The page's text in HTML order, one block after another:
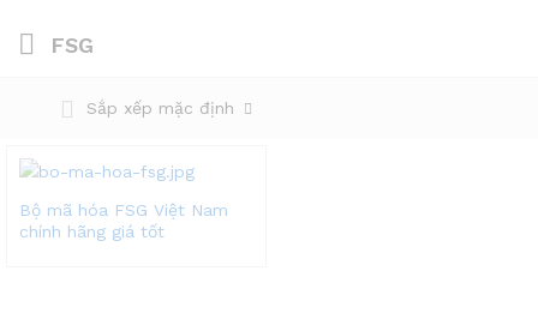
FSG
Sắp xếp mặc định
Bộ mã hóa FSG Việt Nam
chính hãng giá tốt